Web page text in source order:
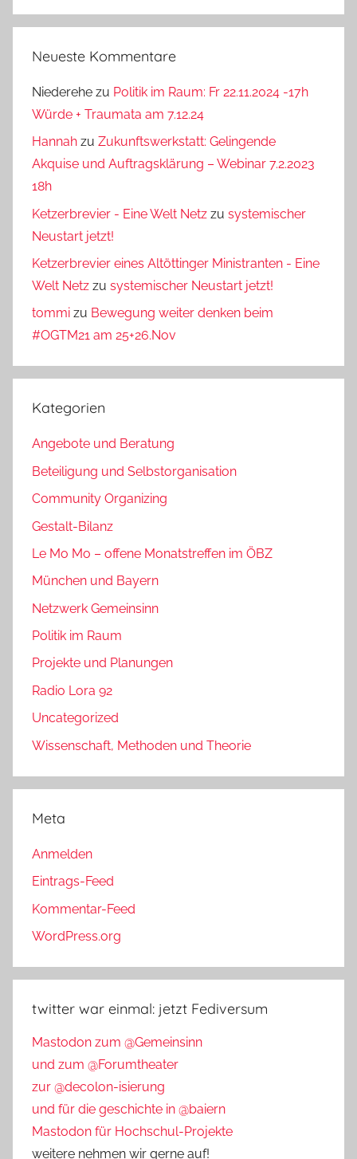
Neueste Kommentare
Niederehe zu Politik im Raum: Fr 22.11.2024 -17h
Würde + Traumata am 7.12.24
Hannah zu Zukunftswerkstatt: Gelingende
Akquise und Auftragsklärung – Webinar 7.2.2023
18h
Ketzerbrevier - Eine Welt Netz zu systemischer
Neustart jetzt!
Ketzerbrevier eines Altöttinger Ministranten - Eine
Welt Netz zu systemischer Neustart jetzt!
tommi zu Bewegung weiter denken beim
#OGTM21 am 25+26.Nov
Kategorien
Angebote und Beratung
Beteiligung und Selbstorganisation
Community Organizing
Gestalt-Bilanz
Le Mo Mo – offene Monatstreffen im ÖBZ
München und Bayern
Netzwerk Gemeinsinn
Politik im Raum
Projekte und Planungen
Radio Lora 92
Uncategorized
Wissenschaft, Methoden und Theorie
Meta
Anmelden
Eintrags-Feed
Kommentar-Feed
WordPress.org
twitter war einmal: jetzt Fediversum
Mastodon zum @Gemeinsinn
und zum @Forumtheater
zur @decolon-isierung
und für die geschichte in @baiern
Mastodon für Hochschul-Projekte
weitere nehmen wir gerne auf!